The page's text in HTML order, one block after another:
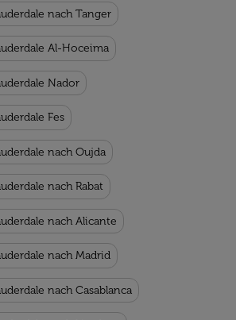
nach Tanger
Al-Hoceima
Nador
Fes
nach Oujda
nach Rabat
nach Alicante
nach Madrid
nach Casablanca